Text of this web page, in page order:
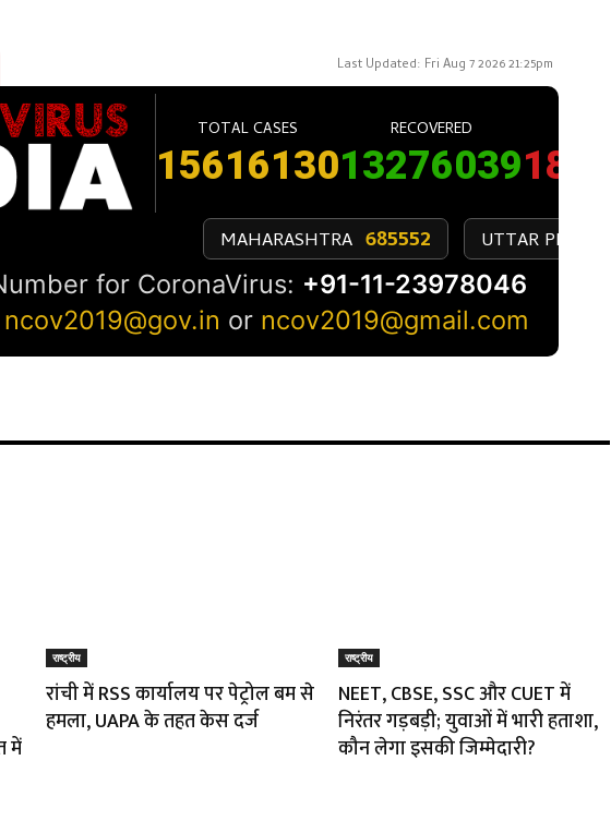
में
राष्ट्रीय
रांची में RSS कार्यालय पर पेट्रोल बम से
हमला, UAPA के तहत केस दर्ज
राष्ट्रीय
NEET, CBSE, SSC और CUET में
निरंतर गड़बड़ी; युवाओं में भारी हताशा,
कौन लेगा इसकी जिम्मेदारी?